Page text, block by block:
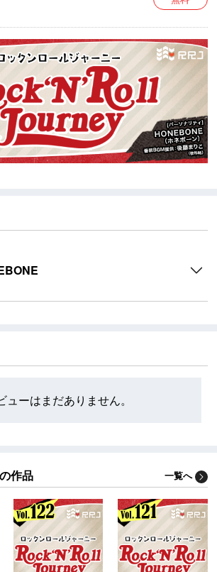
Journey」】
送）にて毎週土曜日23時からレギュ
ューはまだありません。
作品 一覧へ